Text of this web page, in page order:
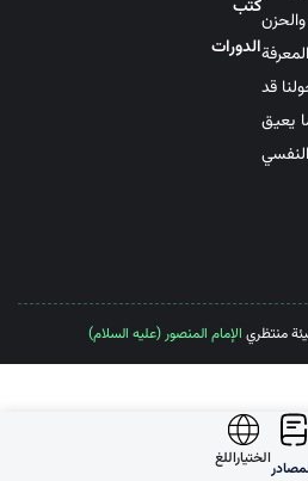
قد
يعيق
کتب
الدورات
منتظري الإمام المنصور (عليه السلام)
الختیاراللغ